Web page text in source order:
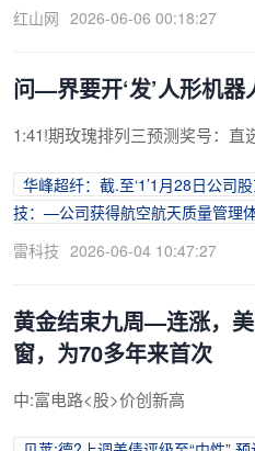
红山网 2026-06-06 00:18:27
问—界要开‘发’人形机器
1:41!期玫瑰排列三预测奖号：直
华峰超纤：截.至‘1’1月28日公司
技：—公司获得航空航天质量管理
雷科技 2026-06-04 10:47:27
黄金结束九周—连涨，
窗，为70多年来首次
中:富电路<股>价创新高